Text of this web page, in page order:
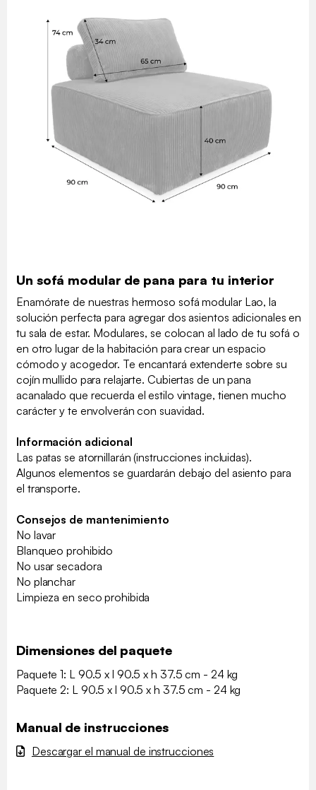
Un sofá modular de pana para tu interior
Enamórate de nuestras hermoso sofá modular Lao, la
solución perfecta para agregar dos asientos adicionales en
tu sala de estar. Modulares, se colocan al lado de tu sofá o
en otro lugar de la habitación para crear un espacio
cómodo y acogedor. Te encantará extenderte sobre su
cojín mullido para relajarte. Cubiertas de un pana
acanalado que recuerda el estilo vintage, tienen mucho
carácter y te envolverán con suavidad.
Información adicional
Las patas se atornillarán (instrucciones incluidas).
Algunos elementos se guardarán debajo del asiento para
el transporte.
Consejos de mantenimiento
No lavar
Blanqueo prohibido
No usar secadora
No planchar
Limpieza en seco prohibida
Dimensiones del paquete
Paquete 1: L 90.5 x l 90.5 x h 37.5 cm - 24 kg
Paquete 2: L 90.5 x l 90.5 x h 37.5 cm - 24 kg
Manual de instrucciones
Descargar el manual de instrucciones